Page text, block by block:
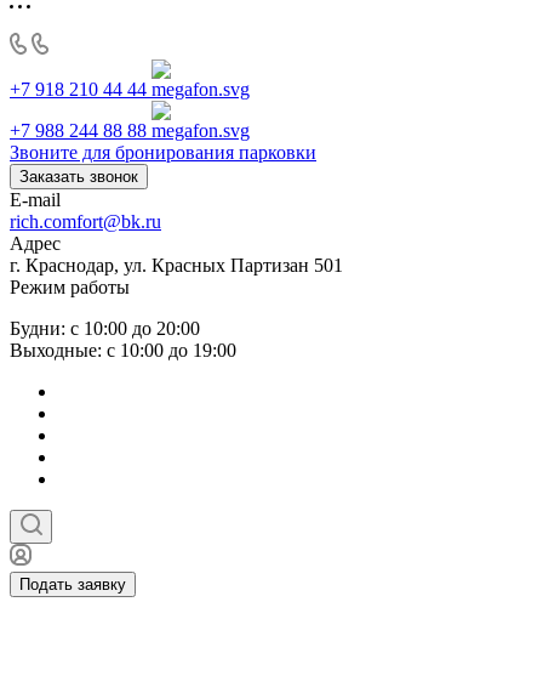
+7 918 210 44 44
+7 988 244 88 88
Звоните для бронирования парковки
Заказать звонок
E-mail
rich.comfort@bk.ru
Адрес
г. Краснодар, ул. Красных Партизан 501
Режим работы
Будни: с 10:00 до 20:00
Выходные: с 10:00 до 19:00
Подать заявку